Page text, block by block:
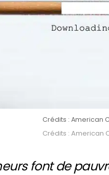
Crédits : American
Crédits : American
font de